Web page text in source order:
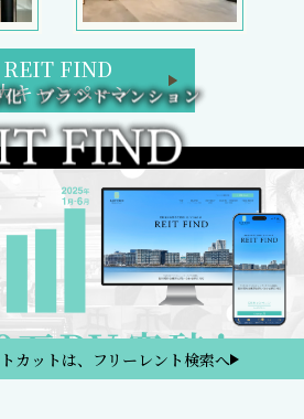
REIT FIND
キャンペーン
カットは、フリーレント検索へ